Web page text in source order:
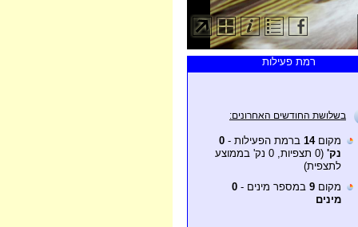
רמת פעילות
בשלושת החודשים האחרונים:
מקום14 ברמת הפעילות - 0
נק'
(0 תצפיות, 0 נק' בממוצע
לתצפית)
מקום 9 במספר מינים - 0
מינים